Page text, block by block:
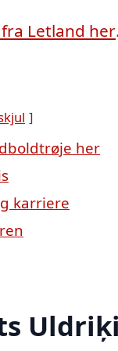
Letland her
her
karriere